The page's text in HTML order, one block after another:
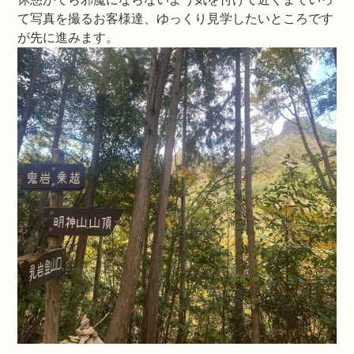
て写真を撮るお客様達、ゆっくり見学したいところです
が先に進みます。